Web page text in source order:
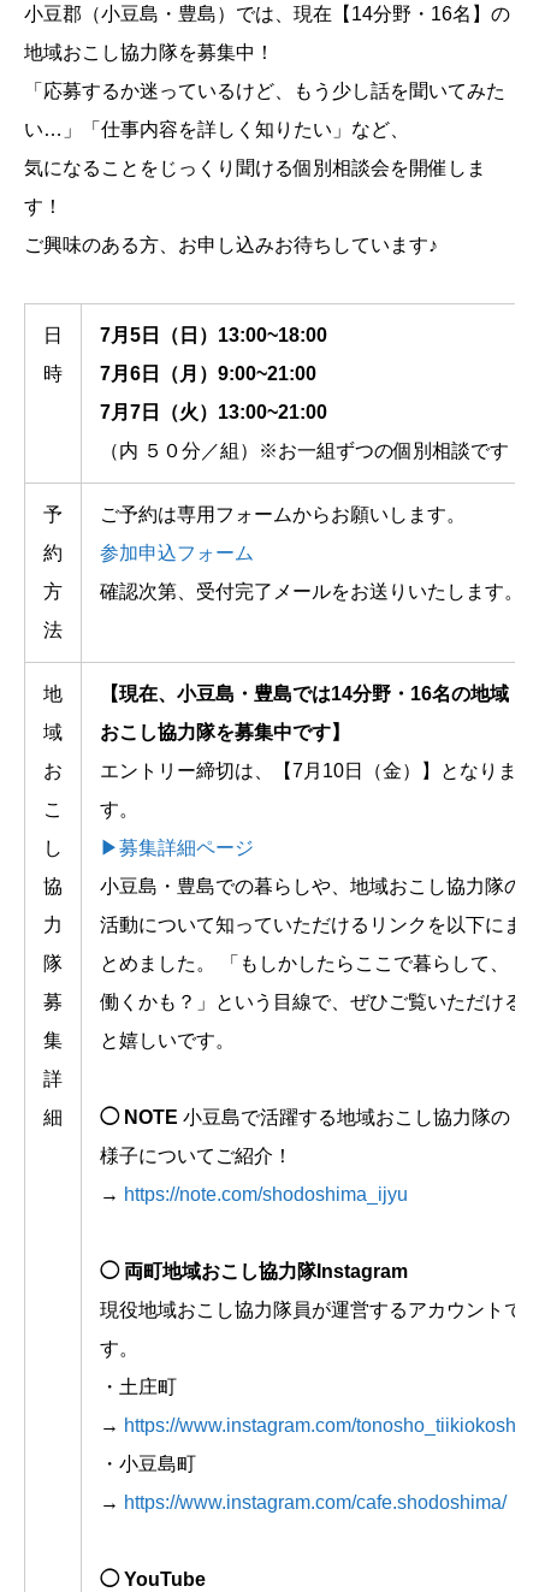
小豆郡（小豆島・豊島）では、現在【14分野・16名】の
地域おこし協力隊を募集中！
「応募するか迷っているけど、もう少し話を聞いてみた
い…」「仕事内容を詳しく知りたい」など、
気になることをじっくり聞ける個別相談会を開催しま
す！
ご興味のある方、お申し込みお待ちしています♪
日
時
7月5日（日）13:00~18:00
7月6日（月）9:00~21:00
7月7日（火）13:00~21:00
（内 ５０分／組）※お一組ずつの個別相談です
予
約
方
法
ご予約は専用フォームからお願いします。
参加申込フォーム
確認次第、受付完了メールをお送りいたします。
地
域
お
こ
し
協
力
隊
募
集
詳
細
【現在、小豆島・豊島では14分野・16名の地域
おこし協力隊を募集中です】
エントリー締切は、【7月10日（金）】となりま
す。
▶︎募集詳細ページ
小豆島・豊島での暮らしや、地域おこし協力隊の
活動について知っていただけるリンクを以下にま
とめました。 「もしかしたらここで暮らして、
働くかも？」という目線で、ぜひご覧いただける
と嬉しいです。
◯ NOTE 小豆島で活躍する地域おこし協力隊の
様子についてご紹介！
→ https://note.com/shodoshima_ijyu
◯ 両町地域おこし協力隊Instagram
現役地域おこし協力隊員が運営するアカウントで
す。
・土庄町
→ https://www.instagram.com/tonosho_tiikiokoshi/
・小豆島町
→ https://www.instagram.com/cafe.shodoshima/
◯ YouTube